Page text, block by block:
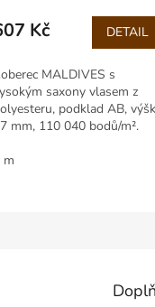
Kč DETAIL
MALDIVES s
saxony vlasem z
podklad AB,
mm, 110 040 bodů/m².
podlahové vytápění.
m